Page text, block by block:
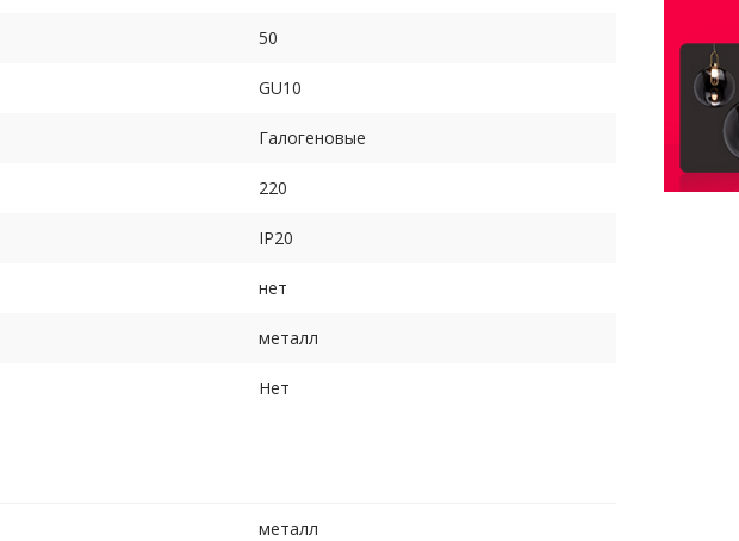
50
GU10
Галогеновые
220
IP20
нет
металл
Нет
металл